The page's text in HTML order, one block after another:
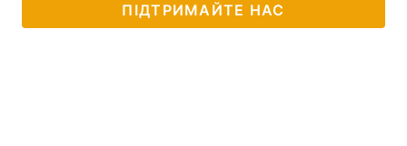
ПІДТРИМАЙТЕ НАС